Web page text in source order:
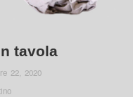
tavola
22, 2020